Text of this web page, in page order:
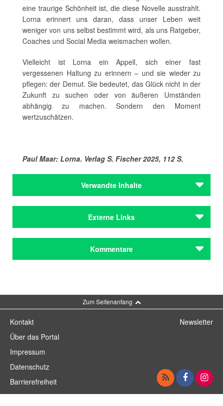
eine traurige Schönheit ist, die diese Novelle ausstrahlt.
Lorna erinnert uns daran, dass unser Leben weit
weniger von uns selbst bestimmt wird, als uns Ratgeber,
Coaches und Social Media weismachen wollen.
Vielleicht ist Lorna ein Appell, sich einer fast
vergessenen Haltung zu erinnern – und sie wieder zu
pflegen: der Demut. Sie bedeutet, das Glück nicht in der
Zukunft zu suchen oder von äußeren Umständen
abhängig zu machen. Sondern den Moment
wertzuschätzen.
Paul Maar: Lorna. Verlag S. Fischer 2025, 112 S.
Verwandte Inhalte
Autoren
Externe Links
Kommentare
Zum Seitenanfang
Kontakt
Über das Portal
Impressum
Datenschutz
Barrierefreiheit
Newsletter